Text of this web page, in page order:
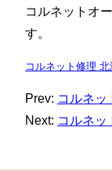
コルネットオ
す。
コルネット修理 北
Prev: コルネッ
Next: コルネッ